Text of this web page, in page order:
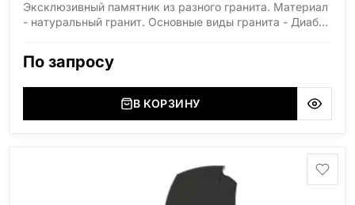
Эксклюзивный памятник из разного гранита. Материал
- натуральный гранит. Основные виды гранита - Диабаз
(Украина, Житомерская область), Лабродарит
(Украина, Житомерская область), Сюксюансаари
(Россия, Карелия), Амфиболит (Россия, Мурманская
По запросу
В КОРЗИНУ